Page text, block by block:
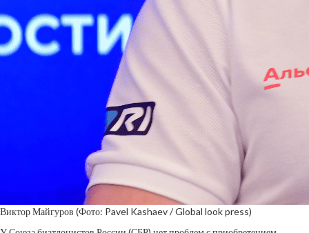
Виктор Майгуров (Фото: Pavel Kashaev / Global look press)